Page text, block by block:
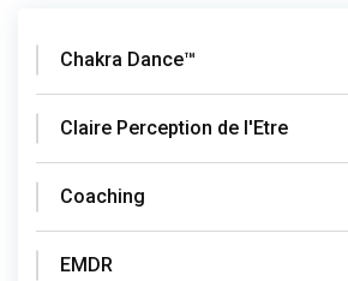
Chakra Dance™
Claire Perception de l'Etre
Coaching
EMDR